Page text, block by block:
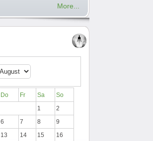
More...
Do Fr Sa
So
1
2
6 7 8
9
13 14 15
16